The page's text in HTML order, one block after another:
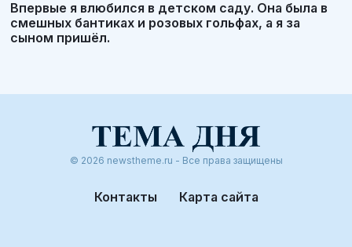
Впервые я влюбился в детском саду. Она была в
смешных бантиках и розовых гольфах, а я за
сыном пришёл.
© 2026 newstheme.ru - Все права защищены
Контакты Карта сайта